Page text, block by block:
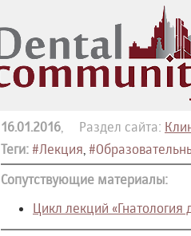
16.01.2016, Раздел сайта:
Теги: #Лекция,
Сопутствующие материалы:
Цикл лекций